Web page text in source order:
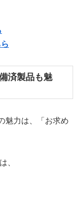
済製品も魅
魅力は、「お求め
、